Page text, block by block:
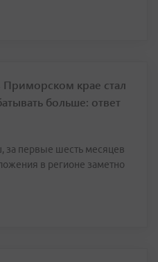
Приморском крае стал
больше: ответ
за первые шесть месяцев
в регионе заметно